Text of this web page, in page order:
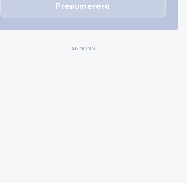
Prenumerera
ANNONS